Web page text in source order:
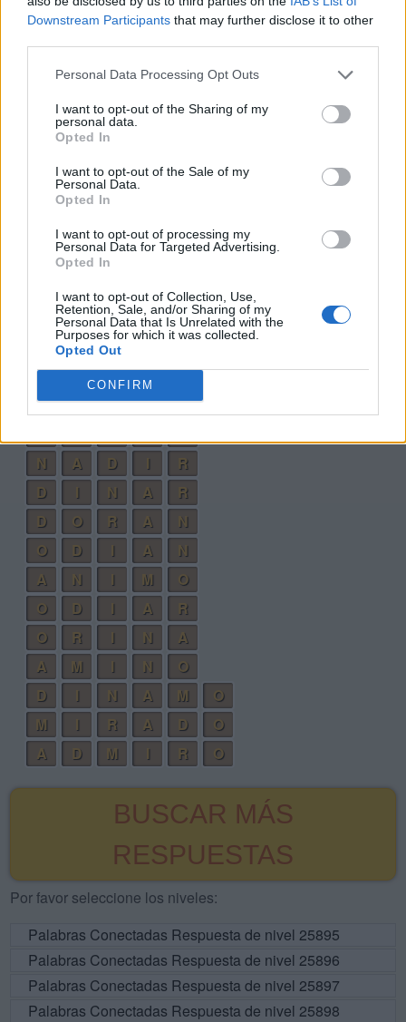
Downstream Participants that may further disclose it to other
Personal Data Processing Opt Outs
I want to opt-out of the Sharing of my
personal data.
Opted In
I want to opt-out of the Sale of my
Personal Data.
Opted In
I want to opt-out of processing my
Personal Data for Targeted Advertising.
Opted In
I want to opt-out of Collection, Use,
Retention, Sale, and/or Sharing of my
Personal Data that Is Unrelated with the
Purposes for which it was collected.
Opted Out
CONFIRM
A
N D
O
M O
R
N D
A
N D
R A
N
I N
O M A
R
O R
A
I
O
A N D
O
O N
N
O R M
A
D
O R I
A
N
A D I
R
D
I N A
R
D
O R A
N
O
D A
N
A
N M
O
O
D A
R
O
R N
A
A
M N
O
D
N A M
O
M
R A D
O
A
D M R O
BUSCAR MÁS
RESPUESTAS
Por favor seleccione los niveles:
Palabras Conectadas Respuesta de nivel 25895
Palabras Conectadas Respuesta de nivel 25896
Palabras Conectadas Respuesta de nivel 25897
Palabras Conectadas Respuesta de nivel 25898